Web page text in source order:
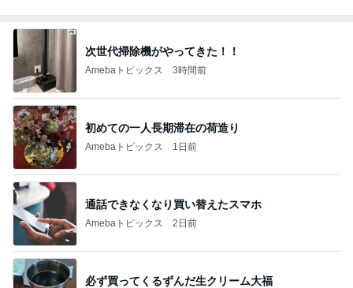
次世代掃除機がやってきた！！
Amebaトピックス 3時間前
初めての一人長期滞在の荷造り
Amebaトピックス 1日前
通話できなくなり買い替えたスマホ
Amebaトピックス 2日前
必ず買ってくるずんだ生クリーム大福